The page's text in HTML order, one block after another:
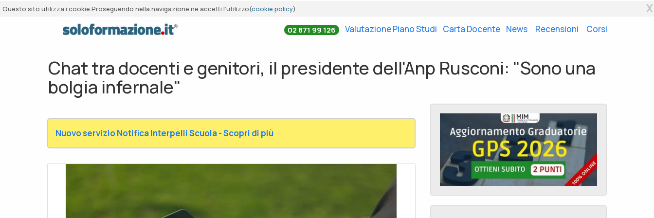
Questo sito utilizza i cookie.Proseguendo nella navigazione ne accetti l’utilizzo(cookie policy) X
02 871 99 126 Valutazione Piano Studi Carta Docente News Recensioni Corsi
Chat tra docenti e genitori, il presidente dell'Anp Rusconi: "Sono una
bolgia infernale"
Nuovo servizio Notifica Interpelli Scuola - Scopri di più